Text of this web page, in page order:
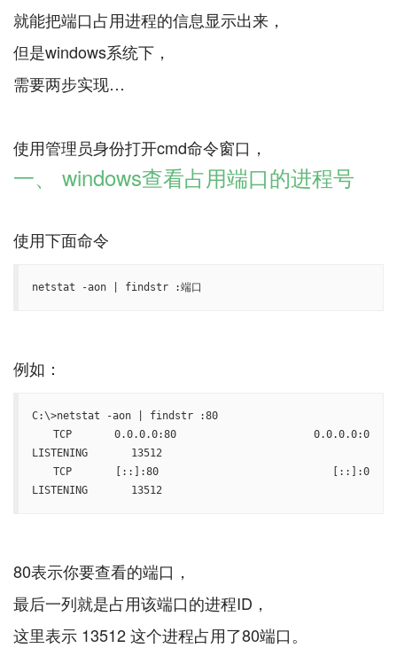
就能把端口占用进程的信息显示出来，
但是windows系统下，
需要两步实现…
一、 windows查看占用端口的进程号
netstat -aon | findstr :端口
C:\>netstat -aon | findstr :80
LISTENING       13512
  TCP    [::]:80                [::]:0
LISTENING       13512
80表示你要查看的端口，
最后一列就是占用该端口的进程ID，
这里表示 13512 这个进程占用了80端口。